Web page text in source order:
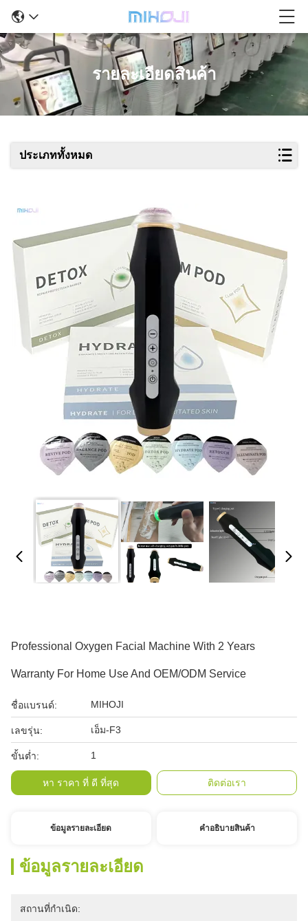
รายละเอียดสินค้า
ประเภททั้งหมด
Professional Oxygen Facial Machine With 2 Years
Warranty For Home Use And OEM/ODM Service
ชื่อแบรนด์: MIHOJI
เลขรุ่น: เอ็ม-F3
ขั้นต่ำ: 1
หา ราคา ที่ ดี ที่สุด ติดต่อเรา
ข้อมูลรายละเอียด คําอธิบายสินค้า
ข้อมูลรายละเอียด
สถานที่กำเนิด: